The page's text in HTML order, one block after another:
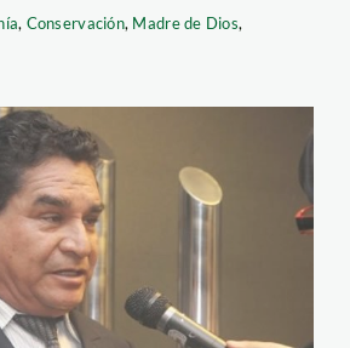
, Conservación, Madre de Dios,